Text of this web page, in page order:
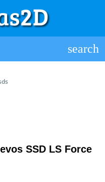
SSD LS Force